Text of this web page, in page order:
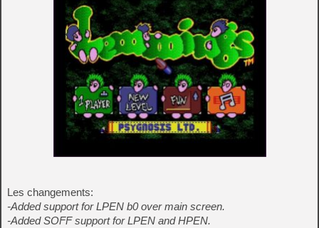
Les changements:
-Added support for LPEN b0 over main screen.
-Added SOFF support for LPEN and HPEN.